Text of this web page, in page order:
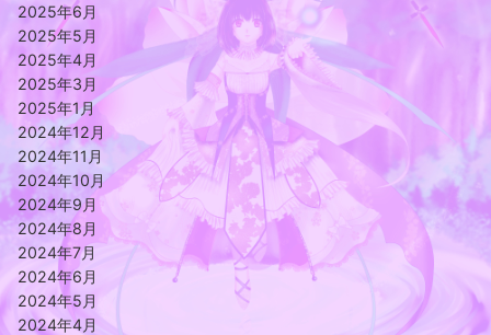
2025年6月
2025年5月
2025年4月
2025年3月
2025年1月
2024年12月
2024年11月
2024年10月
2024年9月
2024年8月
2024年7月
2024年6月
2024年5月
2024年4月